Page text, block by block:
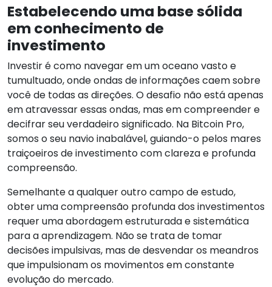
Estabelecendo uma base sólida
em conhecimento de
investimento
Investir é como navegar em um oceano vasto e
tumultuado, onde ondas de informações caem sobre
você de todas as direções. O desafio não está apenas
em atravessar essas ondas, mas em compreender e
decifrar seu verdadeiro significado. Na Bitcoin Pro,
somos o seu navio inabalável, guiando-o pelos mares
traiçoeiros de investimento com clareza e profunda
compreensão.
Semelhante a qualquer outro campo de estudo,
obter uma compreensão profunda dos investimentos
requer uma abordagem estruturada e sistemática
para a aprendizagem. Não se trata de tomar
decisões impulsivas, mas de desvendar os meandros
que impulsionam os movimentos em constante
evolução do mercado.